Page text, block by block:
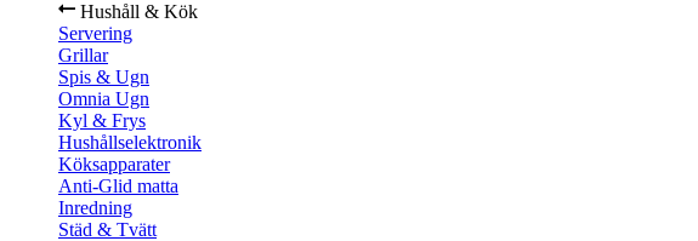
Hushåll & Kök
Servering
Grillar
Spis & Ugn
Omnia Ugn
Kyl & Frys
Hushållselektronik
Köksapparater
Anti-Glid matta
Inredning
Städ & Tvätt